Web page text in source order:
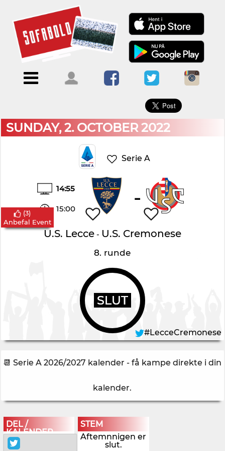
Menu
ForsideKalendere
Blogs
Om
Sofabold
Kontakt
bruger
Log
ind
×
SUNDAY, 2. OCTOBER 2022
Serie A
14:55
15:00 -
U.S. Lecce- U.S. Cremonese
8. runde
SLUT
(3)
Anbefal Event
#LecceCremonese
📆 Serie A 2026/2027 kalender - få kampe direkte i din
kalender.
DEL /
KALENDER
STEM
Aftemnnigen er
slut.